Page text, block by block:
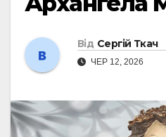
Від Сергій Ткач
ЧЕР 12, 2026